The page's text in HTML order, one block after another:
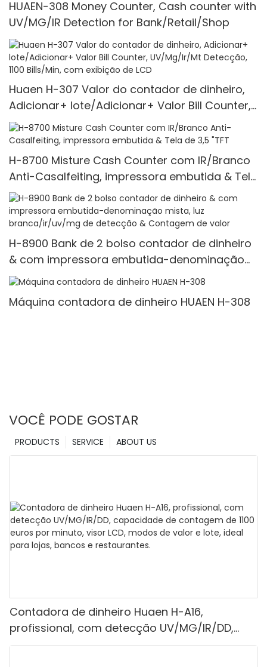
HUAEN-308 Money Counter, Cash counter with
UV/MG/IR Detection for Bank/Retail/Shop
Huaen H-307 Valor do contador de dinheiro,
Adicionar+ lote/Adicionar+ Valor Bill Counter,
UV/Mg/Ir/Mt Detecção, 1100 Bills/Min, com
exibição de LCD
H-8700 Misture Cash Counter com IR/Branco
Anti-Casalfeiting, impressora embutida & Tela
de 3,5 "TFT
H-8900 Bank de 2 bolso contador de dinheiro
& com impressora embutida-denominação
mista, luz branca/ir/uv/mg de detecção &
Contagem de valor
Máquina contadora de dinheiro HUAEN H-308
VOCÊ PODE GOSTAR
ABOUT US
SERVICE
PRODUCTS
Contadora de dinheiro Huaen H-A16,
profissional, com detecção UV/MG/IR/DD,
capacidade de contagem de 1100 euros por